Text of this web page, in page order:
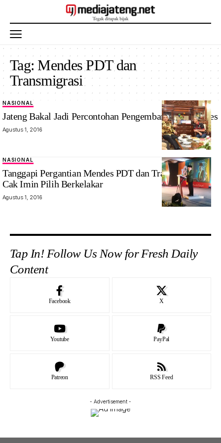
Tag:Mendes PDT dan
Transmigrasi
NASIONAL
Jateng Bakal Jadi Percontohan Pengembangan BUMDes
Agustus 1, 2016
NASIONAL
Tanggapi Pergantian Mendes PDT dan Transmigrasi,
Cak Imin Pilih Berkelakar
Agustus 1, 2016
Tap In! Follow Us Now for Fresh Daily
Content
Facebook X
Youtube PayPal
Patreon RSS Feed
- Advertisement -